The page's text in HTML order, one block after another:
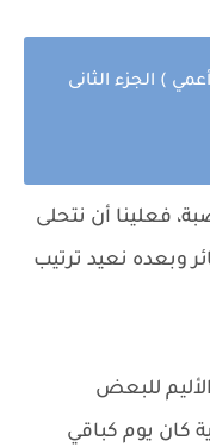
) الجزء الثانى
فعلينا أن نتحلى
وبعده نعيد ترتيب
للبعض
كان يوم كباقي